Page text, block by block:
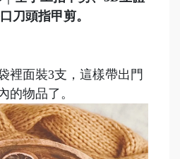
刀頭指甲剪。
裡面裝3支，這樣帶出門
的物品了。